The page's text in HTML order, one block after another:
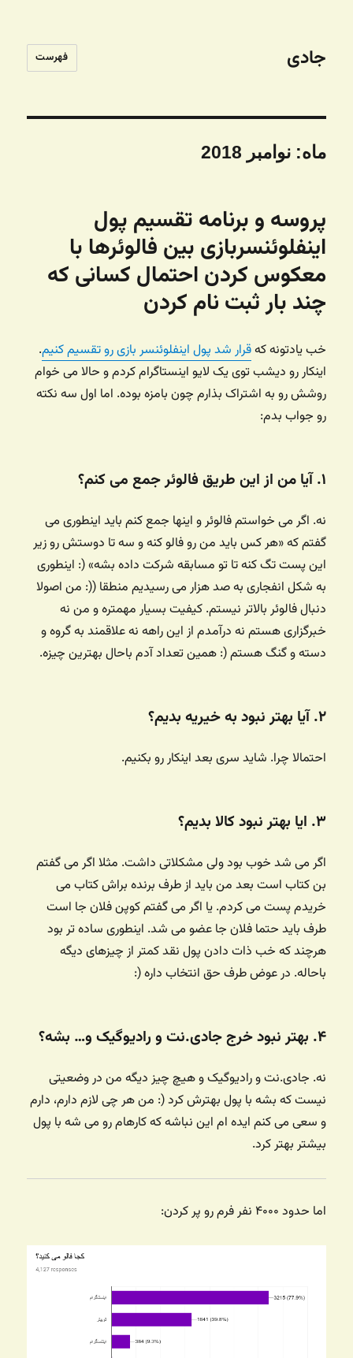
جادی فهرست
ماه:نوامبر 2018
پروسه و برنامه تقسیم پول
اینفلوئنسربازی بین فالوئرها با
معکوس کردن احتمال کسانی که
چند بار ثبت نام کردن
خب یادتونه کهقرار شد پول اینفلوئنسر بازی رو تقسیم کنیم.
اینکار رو دیشب توی یک لایو اینستاگرام کردم و حالا می خوام
روشش رو به اشتراک بذارم چون بامزه بوده. اما اول سه نکته
رو جواب بدم:
۱. آیا من از این طریق فالوئر جمع می کنم؟
نه. اگر می خواستم فالوئر و اینها جمع کنم باید اینطوری می
گفتم که «هر کس باید من رو فالو کنه و سه تا دوستش رو زیر
این پست تگ کنه تا تو مسابقه شرکت داده بشه» (: اینطوری
به شکل انفجاری به صد هزار می رسیدیم منطقا ((: من اصولا
دنبال فالوئر بالاتر نیستم. کیفیت بسیار مهمتره و من نه
خبرگزاری هستم نه درآمدم از این راهه نه علاقمند به گروه و
دسته و گنگ هستم (: همین تعداد آدم باحال بهترین چیزه.
۲. آیا بهتر نبود به خیریه بدیم؟
احتمالا چرا. شاید سری بعد اینکار رو بکنیم.
۳. ایا بهتر نبود کالا بدیم؟
اگر می شد خوب بود ولی مشکلاتی داشت. مثلا اگر می گفتم
بن کتاب است بعد من باید از طرف برنده براش کتاب می
خریدم پست می کردم. یا اگر می گفتم کوپن فلان جا است
طرف باید حتما فلان جا عضو می شد. اینطوری ساده تر بود
هرچند که خب ذات دادن پول نقد کمتر از چیزهای دیگه
باحاله. در عوض طرف حق انتخاب داره (:
۴. بهتر نبود خرج جادی.نت و رادیوگیک و… بشه؟
نه. جادی.نت و رادیوگیک و هیچ چیز دیگه من در وضعیتی
نیست که بشه با پول بهترش کرد (: من هر چی لازم دارم،‌ دارم
و سعی می کنم ایده ام این نباشه که کارهام رو می شه با پول
بیشتر بهتر کرد.
اما حدود ۴۰۰۰ نفر فرم رو پر کردن: